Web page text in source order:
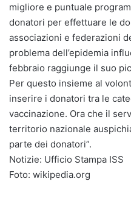
migliore e puntuale
donatori per effettuare le
associazioni e federazioni
problema dell’epidemia
febbraio raggiunge il suo
Per questo insieme al
inserire i donatori tra le
vaccinazione. Ora che il
territorio nazionale
parte dei donatori”.
Notizie: Ufficio Stampa ISS
Foto: wikipedia.org